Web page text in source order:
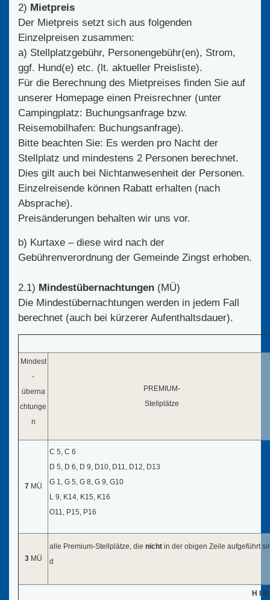
2) Mietpreis
Der Mietpreis setzt sich aus folgenden
Einzelpreisen zusammen:
a) Stellplatzgebühr, Personengebühr(en), Strom,
ggf. Hund(e) etc. (lt. aktueller Preisliste).
Für die Berechnung des Mietpreises finden Sie auf
unserer Homepage einen Preisrechner (unter
Campingplatz: Buchungsanfrage bzw.
Reisemobilhafen: Buchungsanfrage).
Bitte beachten Sie: Es werden pro Nacht der
Stellplatz und mindestens 2 Personen berechnet.
Dies gilt auch bei Nichtanwesenheit der Personen.
Einzelreisende können Rabatt erhalten (nach
Absprache).
Preisänderungen behalten wir uns vor.
b) Kurtaxe – diese wird nach der
Gebührenverordnung der Gemeinde Zingst erhoben.
2.1) Mindestübernachtungen (MÜ)
Die Mindestübernachtungen werden in jedem Fall
berechnet (auch bei kürzerer Aufenthaltsdauer).
Mindest
-
überna
chtunge
n
PREMIUM-
Stellplätze
7MÜ
C 5, C 6
D 5, D 6, D 9, D10, D11, D12, D13
G 1, G 5, G 8, G 9, G10
L 9, K14, K15, K16
O11, P15, P16
3MÜ
alle Premium-Stellplätze, die nicht in der obigen Zeile aufgeführt
d
H I